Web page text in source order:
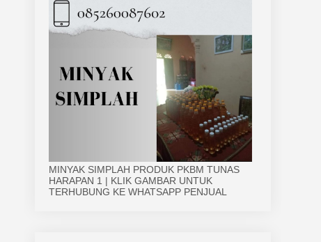
MINYAK SIMPLAH PRODUK PKBM TUNAS
HARAPAN 1 | KLIK GAMBAR UNTUK
TERHUBUNG KE WHATSAPP PENJUAL